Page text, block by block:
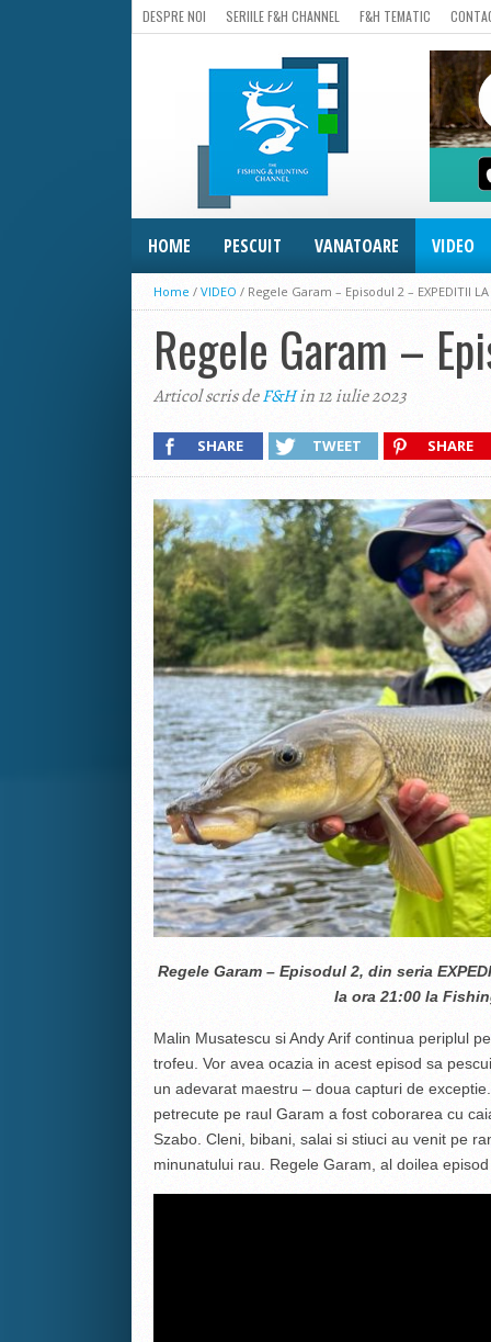
DESPRE NOI SERIILE F&H CHANNEL F&H TEMATIC
HOME PESCUIT VANATOARE VIDEO
Home / VIDEO / Regele Garam – Episodul 2 – EXPEDITII LA
Regele Garam –
Articol scris deF&Hin 12 iulie 2023
SHARE TWEET SHARE
Regele Garam – Episodul 2, din seria
la ora 21:00 la
Malin Musatescu si Andy Arif continua periplul
trofeu. Vor avea ocazia in acest episod sa
un adevarat maestru – doua capturi de
petrecute pe raul Garam a fost coborarea cu
Szabo. Cleni, bibani, salai si stiuci au venit pe
minunatului rau. Regele Garam, al doilea